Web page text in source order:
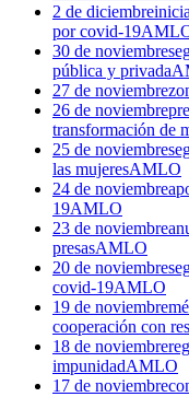
2 de diciembre
por covid-19
30 de noviembre
pública y privada
27 de noviembre
26 de noviembre
transformación de
25 de noviembre
las mujeresAMLO
24 de noviembre
19AMLO
23 de noviembre
presasAMLO
20 de noviembre
covid-19AMLO
19 de noviembre
cooperación con
18 de noviembre
impunidadAMLO
17 de noviembre